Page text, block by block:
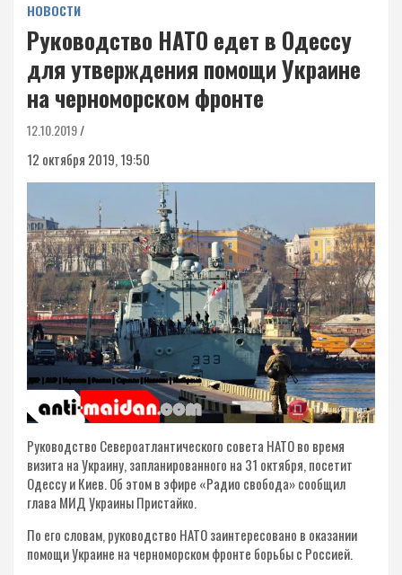
НОВОСТИ
Руководство НАТО едет в Одессу
для утверждения помощи Украине
на черноморском фронте
12.10.2019
12 октября 2019, 19:50
Руководство Североатлантического совета НАТО во время
визита на Украину, запланированного на 31 октября, посетит
Одессу и Киев. Об этом в эфире «Радио свобода» сообщил
глава МИД Украины Пристайко.
По его словам, руководство НАТО заинтересовано в оказании
помощи Украине на черноморском фронте борьбы с Россией.